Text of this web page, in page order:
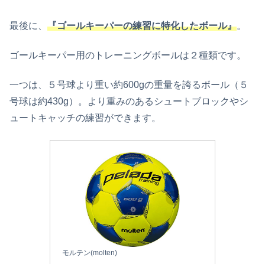
最後に、 『ゴールキーパーの練習に特化したボール』。
ゴールキーパー用のトレーニングボールは２種類です。
一つは、５号球より重い約600gの重量を誇るボール（５
号球は約430g）。より重みのあるシュートブロックやシ
ュートキャッチの練習ができます。
モルテン(molten)